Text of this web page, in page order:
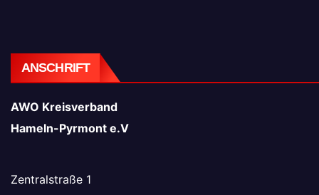
ANSCHRIFT
AWO Kreisverband
Hameln-Pyrmont e.V
Zentralstraße 1